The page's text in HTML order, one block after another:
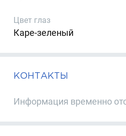
Цвет глаз
Каре-зеленый
КОНТАКТЫ
Информация временно